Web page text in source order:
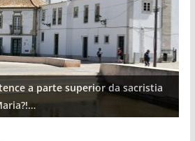
a parte superior da sacristia